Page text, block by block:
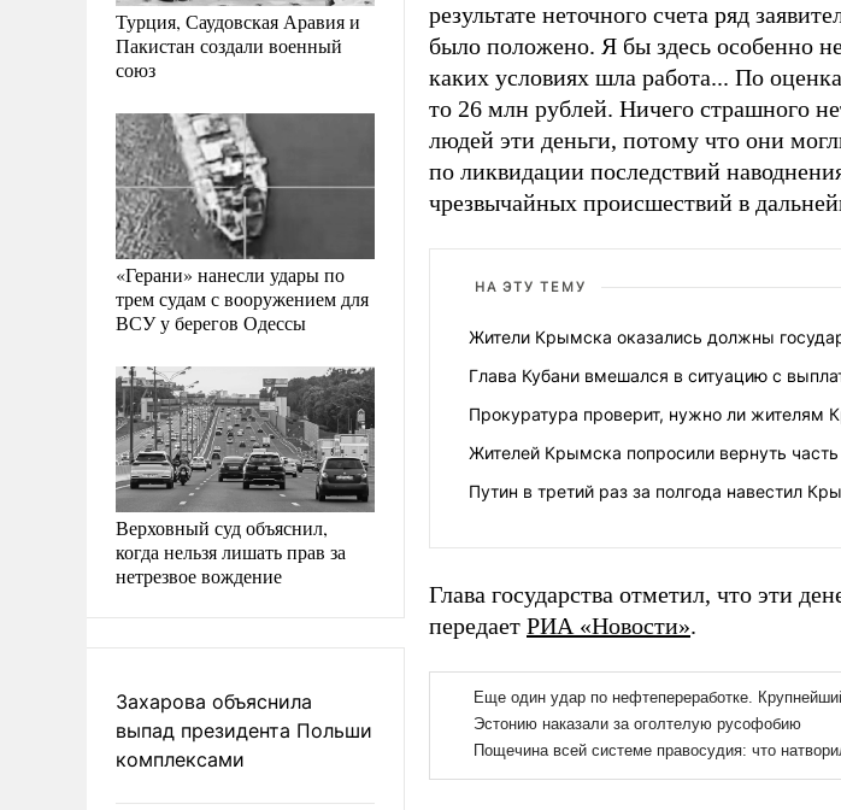
Турция, Саудовская Аравия и
Пакистан создали военный
союз
«Герани» нанесли удары по
трем судам с вооружением для
ВСУ у берегов Одессы
Верховный суд объяснил,
когда нельзя лишать прав за
нетрезвое вождение
Захарова объяснила
выпад президента Польши
комплексами
результате неточного счета ряд
было положено. Я бы здесь особенно
каких условиях шла работа... По
то 26 млн рублей. Ничего страшного
людей эти деньги, потому что они
по ликвидации последствий
чрезвычайных происшествий в
НА ЭТУ ТЕМУ
Жители Крымска оказались должны
Глава Кубани вмешался в ситуацию с
Прокуратура проверит, нужно ли жителям
Жителей Крымска попросили вернуть
Путин в третий раз за полгода навестил
Глава государства отметил, что эти
передает РИА «Новости».